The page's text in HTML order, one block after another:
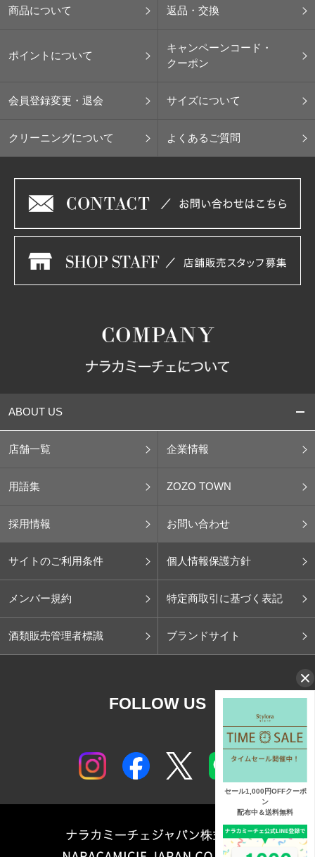
商品について 返品・交換
ポイントについて
キャンペーンコード・
クーポン
会員登録変更・退会 サイズについて
クリーニングについて よくあるご質問
ABOUT US
店舗一覧 企業情報
用語集 ZOZO TOWN
採用情報 お問い合わせ
サイトのご利用条件 個人情報保護方針
メンバー規約 特定商取引に基づく表記
酒類販売管理者標識 ブランドサイト
FOLLOW US
セール1,000円OFFクーポ
ン
配布中＆送料無料